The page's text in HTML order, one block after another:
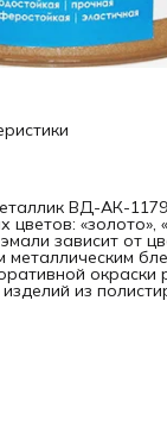
ВД-АК-1179
цветов: «золото»,
зависит от
окраски
из